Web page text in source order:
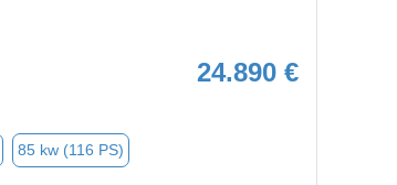
24.890 €
85 kw (116 PS)